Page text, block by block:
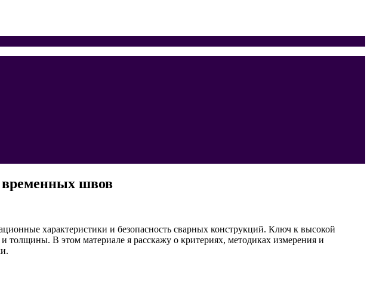
временных швов
характеристики и безопасность сварных конструкций. Ключ к высокой
В этом материале я расскажу о критериях, методиках измерения и